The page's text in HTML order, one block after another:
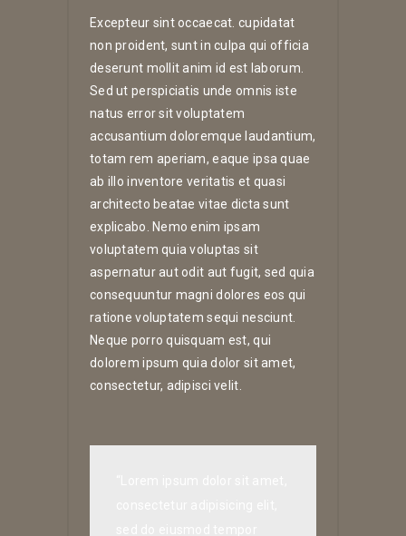
Excepteur sint occaecat. cupidatat
non proident, sunt in culpa qui officia
deserunt mollit anim id est laborum.
Sed ut perspiciatis unde omnis iste
natus error sit voluptatem
accusantium doloremque laudantium,
totam rem aperiam, eaque ipsa quae
ab illo inventore veritatis et quasi
architecto beatae vitae dicta sunt
explicabo. Nemo enim ipsam
voluptatem quia voluptas sit
aspernatur aut odit aut fugit, sed quia
consequuntur magni dolores eos qui
ratione voluptatem sequi nesciunt.
Neque porro quisquam est, qui
dolorem ipsum quia dolor sit amet,
consectetur, adipisci velit.